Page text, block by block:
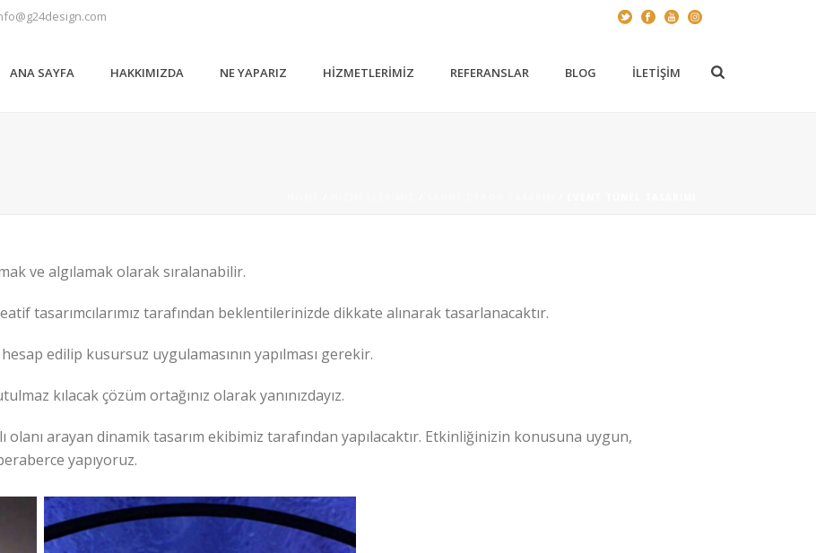
ANA SAYFA HAKKIMIZDA NE YAPARIZ HIZMETLERIMIZ REFERANSLAR BLOG İLETIŞIM
ve algılamak olarak sıralanabilir.
tasarımcılarımız tarafından beklentilerinizde dikkate alınarak tasarlanacaktır.
edilip kusursuz uygulamasının yapılması gerekir.
kılacak çözüm ortağınız olarak yanınızdayız.
olanı arayan dinamik tasarım ekibimiz tarafından yapılacaktır. Etkinliğinizin konusuna uygun,
yapıyoruz.